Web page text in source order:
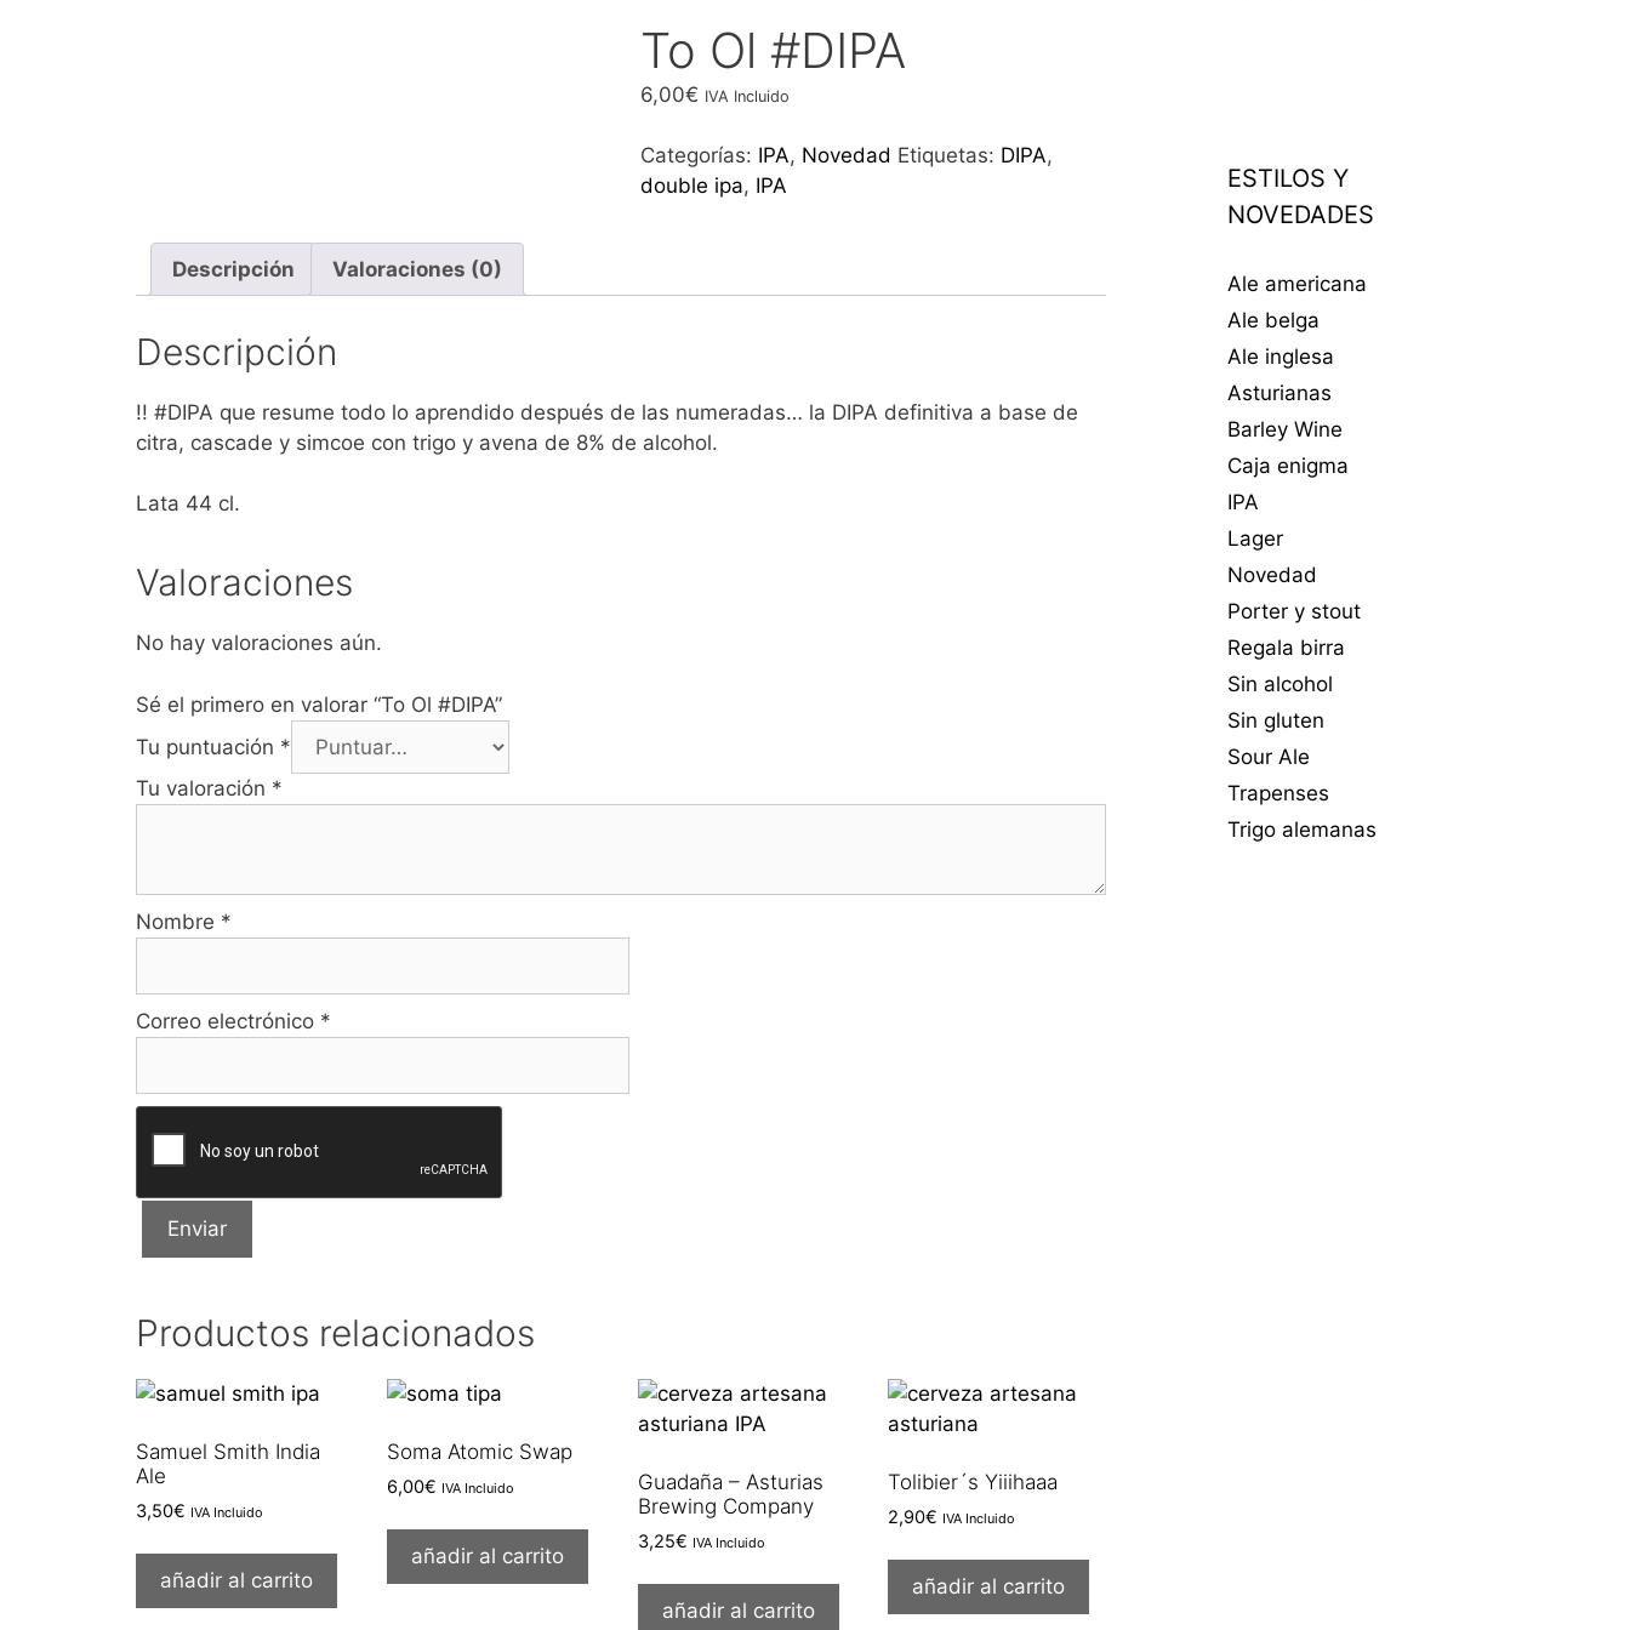
To Ol #DIPA
6,00€ IVA Incluido
Categorías: IPA, Novedad Etiquetas: DIPA,
double ipa, IPA
Descripción Valoraciones (0)
Descripción
!! #DIPA que resume todo lo aprendido después de las numeradas… la DIPA definitiva a base de
citra, cascade y simcoe con trigo y avena de 8% de alcohol.
Lata 44 cl.
Valoraciones
No hay valoraciones aún.
Sé el primero en valorar “To Ol #DIPA”
Tu puntuación *
Tu valoración *
Nombre *
Correo electrónico *
Productos relacionados
Samuel Smith India
Ale
3,50€ IVA Incluido
añadir al carrito
Soma Atomic Swap
6,00€ IVA Incluido
añadir al carrito
Guadaña – Asturias
Brewing Company
3,25€ IVA Incluido
añadir al carrito
Tolibier´s Yiiihaaa
2,90€ IVA Incluido
añadir al carrito
ESTILOS Y
NOVEDADES
Ale americana
Ale belga
Ale inglesa
Asturianas
Barley Wine
Caja enigma
IPA
Lager
Novedad
Porter y stout
Regala birra
Sin alcohol
Sin gluten
Sour Ale
Trapenses
Trigo alemanas